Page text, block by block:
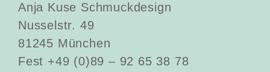
Anja Kuse Schmuckdesign
Nusselstr. 49
81245 München
Fest +49 (0)89 – 92 65 38 78